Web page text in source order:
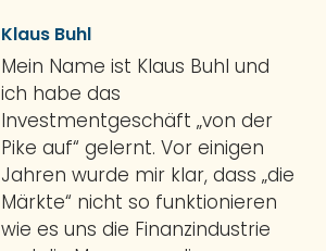
Klaus Buhl
Mein Name ist Klaus Buhl und
ich habe das
Investmentgeschäft „von der
Pike auf“ gelernt. Vor einigen
Jahren wurde mir klar, dass „die
Märkte“ nicht so funktionieren
wie es uns die Finanzindustrie